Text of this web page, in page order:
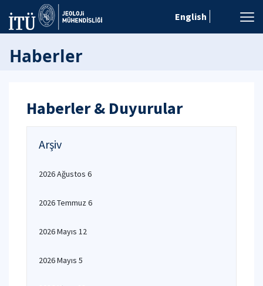
English
Haberler
Haberler & Duyurular
Arşiv
2026 Ağustos 6
2026 Temmuz 6
2026 Mayıs 12
2026 Mayıs 5